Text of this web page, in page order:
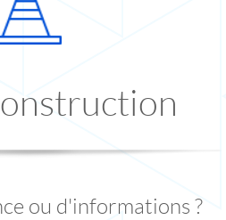
ou d'informations ?